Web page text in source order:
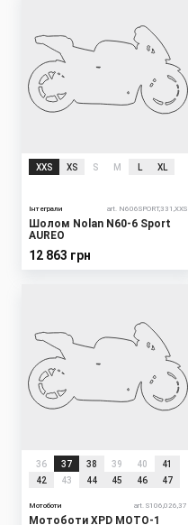
XXS XS S M XL
Інтеграли art. N606SPORT,331,XXS
Шолом Nolan N60-6 Sport
AUREO
12 863 грн
36 37 38 39 40
41
42
43 44 45 46 47
Мотоботи art. S106,026,37
Мотоботи XPD MOTO-1